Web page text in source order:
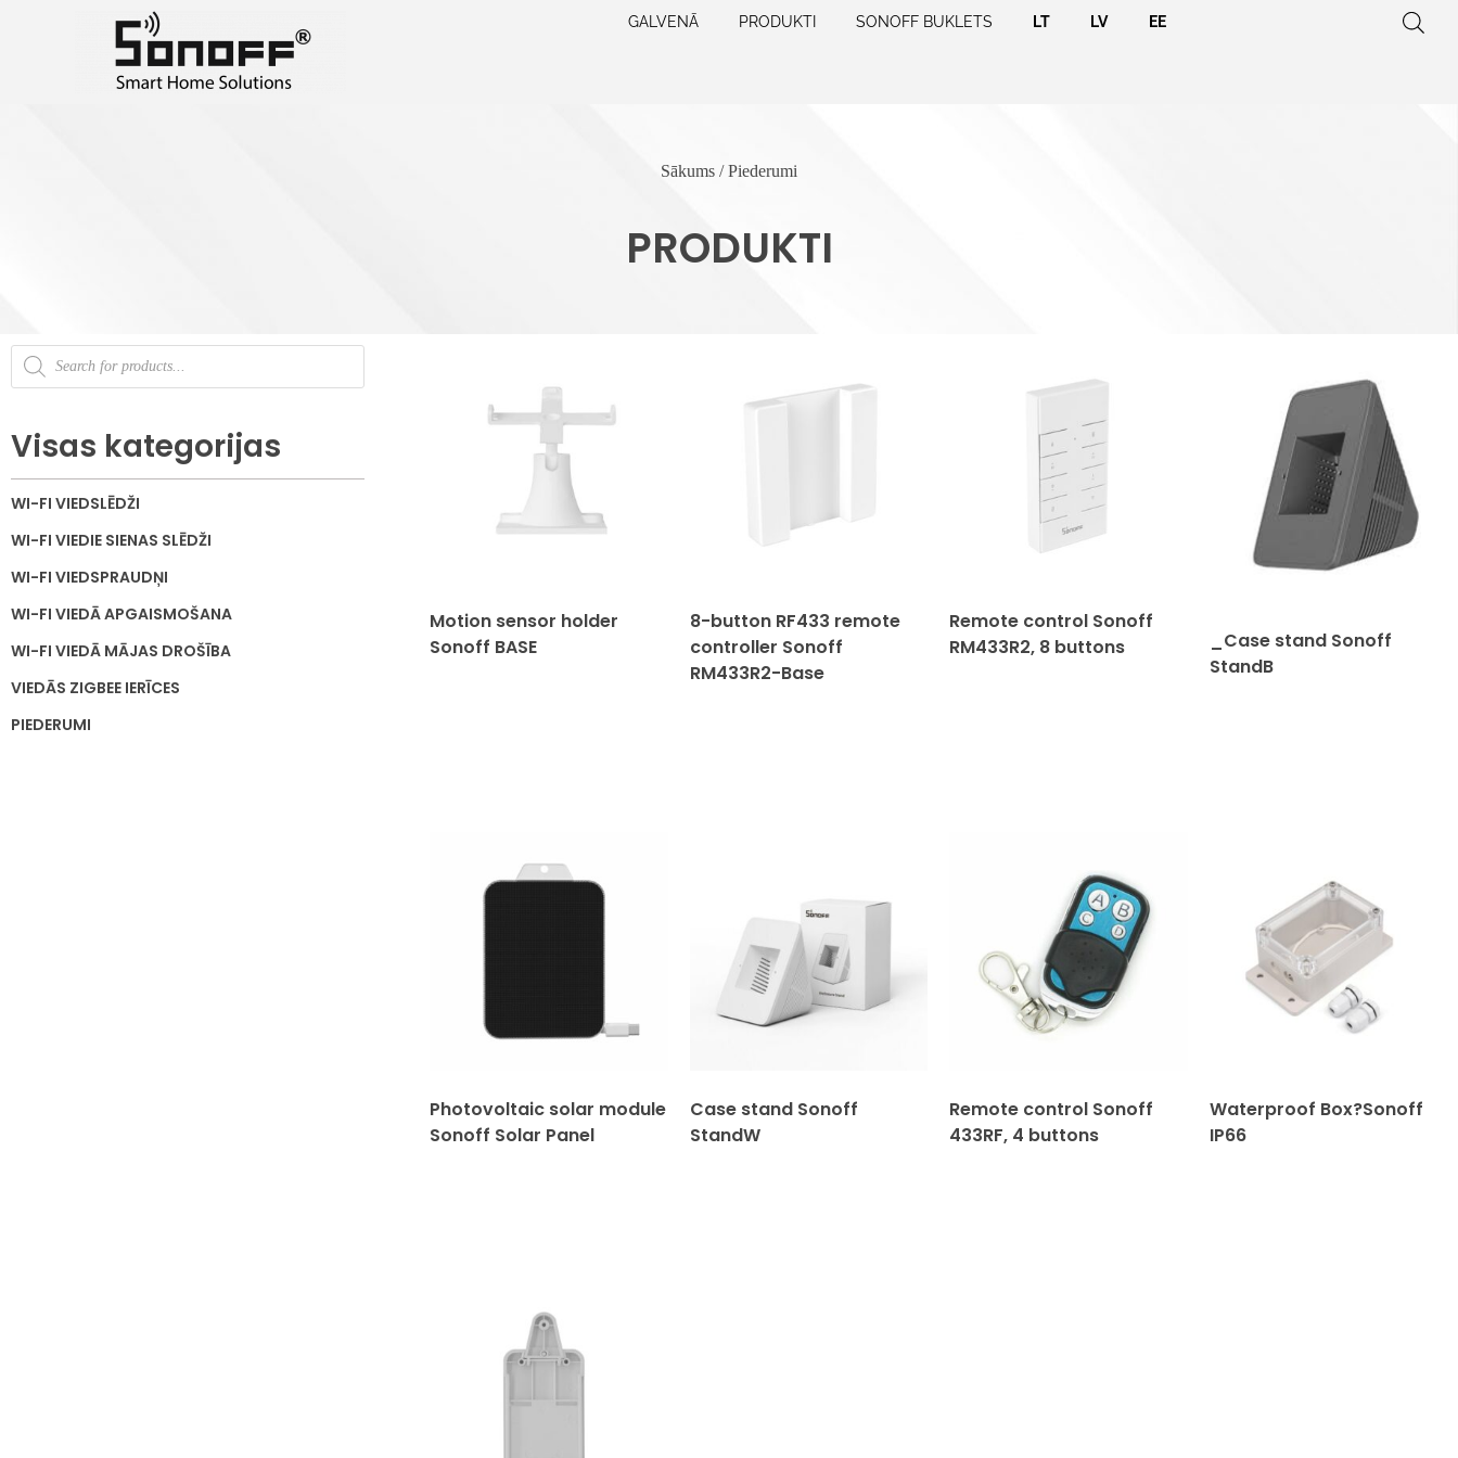
GALVENĀ PRODUKTI SONOFF BUKLETS LT LV EE
Sākums / Piederumi
PRODUKTI
Visas kategorijas
WI-FI VIEDSLĒDŽI
WI-FI VIEDIE SIENAS SLĒDŽI
WI-FI VIEDSPRAUDŅI
WI-FI VIEDĀ APGAISMOŠANA
WI-FI VIEDĀ MĀJAS DROŠĪBA
VIEDĀS ZIGBEE IERĪCES
PIEDERUMI
Motion sensor holder
Sonoff BASE
8-button RF433 remote
controller Sonoff
RM433R2-Base
Remote control Sonoff
RM433R2, 8 buttons
_Case stand Sonoff
StandB
Photovoltaic solar module
Sonoff Solar Panel
Case stand Sonoff
StandW
Remote control Sonoff
433RF, 4 buttons
Waterproof Box?Sonoff
IP66